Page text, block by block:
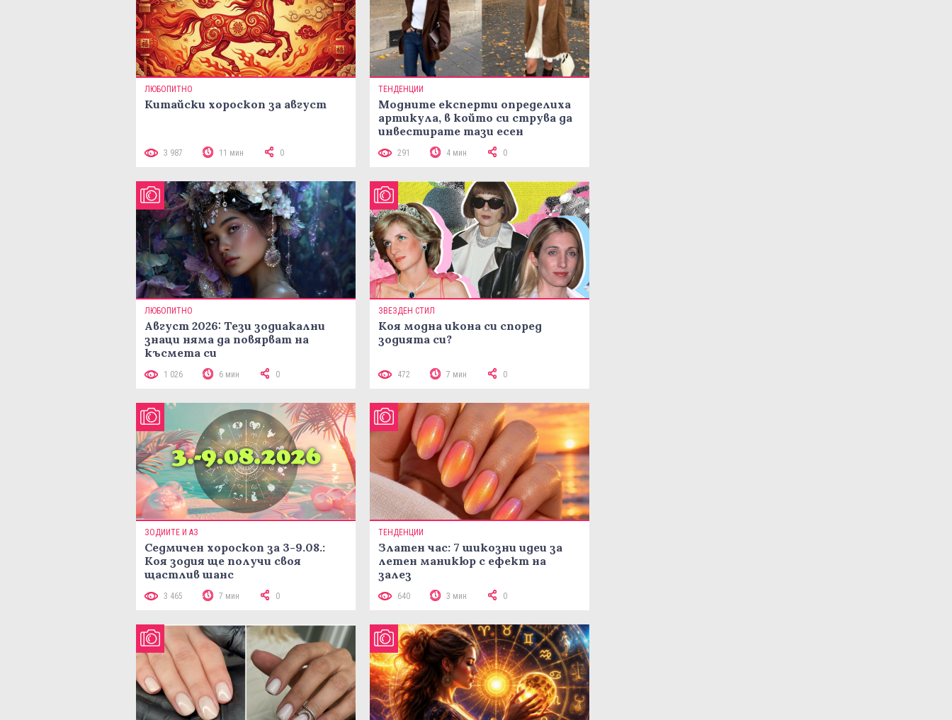
ЛЮБОПИТНО
Китайски хороскоп за август
3 987 11 мин 0
ТЕНДЕНЦИИ
Модните експерти определиха
артикула, в който си струва да
инвестирате тази есен
291 4 мин 0
ЛЮБОПИТНО
Август 2026: Тези зодиакални
знаци няма да повярват на
късмета си
1 026 6 мин 0
ЗВЕЗДЕН СТИЛ
Коя модна икона си според
зодията си?
472 7 мин 0
ЗОДИИТЕ И АЗ
Седмичен хороскоп за 3-9.08.:
Коя зодия ще получи своя
щастлив шанс
3 465 7 мин 0
ТЕНДЕНЦИИ
Златен час: 7 шикозни идеи за
летен маникюр с ефект на
залез
640 3 мин 0